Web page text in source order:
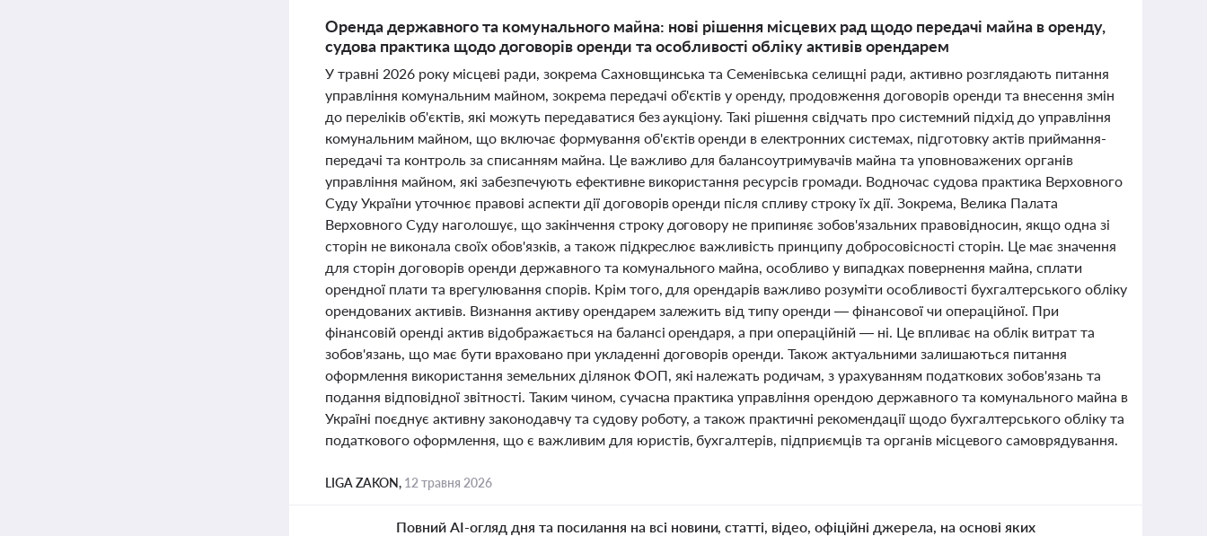
Оренда державного та комунального майна: нові рішення місцевих рад щодо передачі майна в оренду,
судова практика щодо договорів оренди та особливості обліку активів орендарем
У травні 2026 року місцеві ради, зокрема Сахновщинська та Семенівська селищні ради, активно розглядають питання
управління комунальним майном, зокрема передачі об'єктів у оренду, продовження договорів оренди та внесення змін
до переліків об'єктів, які можуть передаватися без аукціону. Такі рішення свідчать про системний підхід до управління
комунальним майном, що включає формування об'єктів оренди в електронних системах, підготовку актів приймання-
передачі та контроль за списанням майна. Це важливо для балансоутримувачів майна та уповноважених органів
управління майном, які забезпечують ефективне використання ресурсів громади. Водночас судова практика Верховного
Суду України уточнює правові аспекти дії договорів оренди після спливу строку їх дії. Зокрема, Велика Палата
Верховного Суду наголошує, що закінчення строку договору не припиняє зобов'язальних правовідносин, якщо одна зі
сторін не виконала своїх обов'язків, а також підкреслює важливість принципу добросовісності сторін. Це має значення
для сторін договорів оренди державного та комунального майна, особливо у випадках повернення майна, сплати
орендної плати та врегулювання спорів. Крім того, для орендарів важливо розуміти особливості бухгалтерського обліку
орендованих активів. Визнання активу орендарем залежить від типу оренди — фінансової чи операційної. При
фінансовій оренді актив відображається на балансі орендаря, а при операційній — ні. Це впливає на облік витрат та
зобов'язань, що має бути враховано при укладенні договорів оренди. Також актуальними залишаються питання
оформлення використання земельних ділянок ФОП, які належать родичам, з урахуванням податкових зобов'язань та
подання відповідної звітності. Таким чином, сучасна практика управління орендою державного та комунального майна в
Україні поєднує активну законодавчу та судову роботу, а також практичні рекомендації щодо бухгалтерського обліку та
податкового оформлення, що є важливим для юристів, бухгалтерів, підприємців та органів місцевого самоврядування.
LIGA ZAKON, 12 травня 2026
Повний AI-огляд дня та посилання на всі новини, статті, відео, офіційні джерела, на основі яких